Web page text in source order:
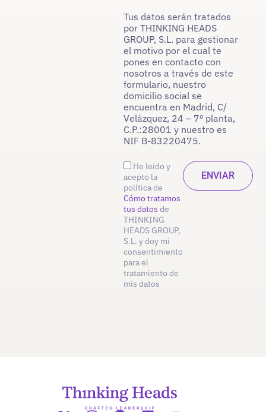
Tus datos serán tratados
por THINKING HEADS
GROUP, S.L. para gestionar
el motivo por el cual te
pones en contacto con
nosotros a través de este
formulario, nuestro
domicilio social se
encuentra en Madrid, C/
Velázquez, 24 – 7º planta,
C.P.:28001 y nuestro es
NIF B-83220475.
He leído y
acepto la
política de
Cómo tratamos
tus datos de
THINKING
HEADS GROUP,
S.L. y doy mi
consentimiento
para el
tratamiento de
mis datos